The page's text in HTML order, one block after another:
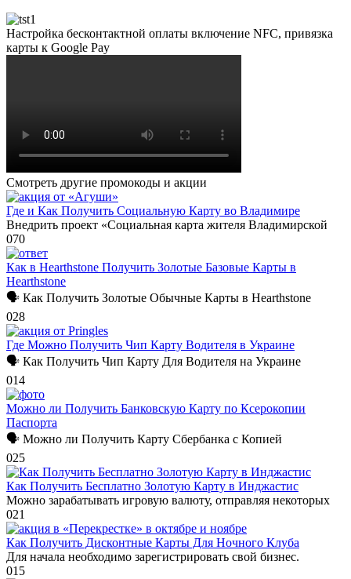
Настройка бесконтактной оплаты включение NFC, привязка
карты к Google Pay
Смотреть другие промокоды и акции
Где и Как Получить Социальную Карту во Владимире
Внедрить проект «Социальная карта жителя Владимирской
070
Как в Hearthstone Получить Золотые Базовые Карты в
Hearthstone
🗣 Как Получить Золотые Обычные Карты в Hearthstone
028
Где Можно Получить Чип Карту Водителя в Украине
🗣 Как Получить Чип Карту Для Водителя на Украине
014
Можно ли Получить Банковскую Карту по Ксерокопии
Паспорта
🗣 Можно ли Получить Карту Сбербанка с Копией
025
Как Получить Бесплатно Золотую Карту в Инджастис
Можно зарабатывать игровую валюту, отправляя некоторых
021
Как Получить Дисконтные Карты Для Ночного Клуба
Для начала необходимо зарегистрировать свой бизнес.
015